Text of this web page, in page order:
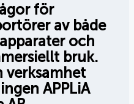
för
av både
och
bruk.
verksamhet
APPLiA